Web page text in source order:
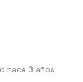
hace 3 años